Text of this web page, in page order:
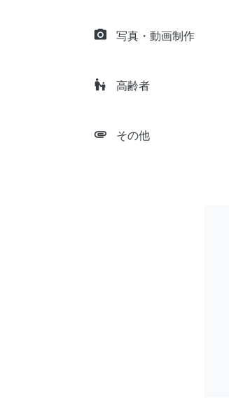
camera_alt 写真・動画制作
escalator_warning 高齢者
attachment その他